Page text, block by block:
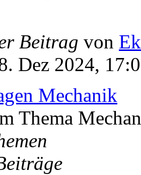
Beitrag von
Dez 2024,
Mechanik
Thema